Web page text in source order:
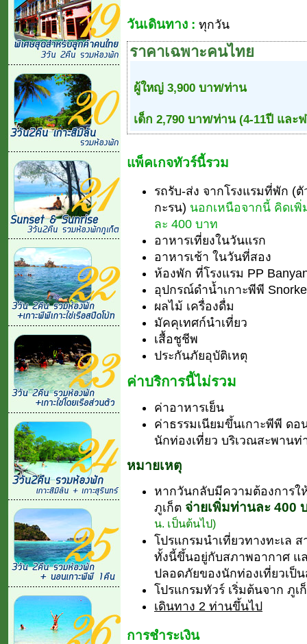
วันเดินทาง : ทุกวัน
ราคาเฉพาะคนไทย
ผู้ใหญ่ 3,900 บาท/ท่าน
เด็ก 2,790 บาท/ท่าน (4-11ปี และ
แพ็คเกจทัวร์นี้รวม
รถรับ-ส่ง จากโรงแรมที่พัก (
กะรน) นอกเหนือจากนี้ คิดเ
ละ 400 บาท
อาหารเที่ยงในวันแรก
อาหารเช้า ในวันที่สอง
ห้องพัก ที่โรงแรม PP
อุปกรณ์ดำน้ำเกาะพีพี
ผลไม้ เครื่องดื่ม
มัคคุเทศก์นำเที่ยว
เสื้อชูชีพ
ประกันภัยอุบัติเหตุ
ค่าบริการนี้ไม่รวม
ค่าอาหารเย็น
ค่าธรรมเนียมขึ้นเกาะพีพี ดอ
นักท่องเที่ยว บริเวณสะพานท่
หมายเหตุ
หากวันกลับมีความต้องการ
ภูเก็ต จ่ายเพิ่มท่านละ 400
น. เป็นต้นไป)
โปรแกรมนำเที่ยวทางทะเล
ทั้งนี้ขึ้นอยู่กับสภาพอากาศ แ
ปลอดภัยของนักท่องเที่ยวเป็
โปรแกรมทัวร์ เริ่มต้นจาก ภูเ
เดินทาง 2 ท่านขึ้นไป
การชำระเงิน